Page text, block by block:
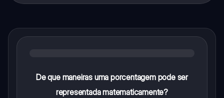
De que maneiras uma porcentagem pode ser
representada matematicamente?